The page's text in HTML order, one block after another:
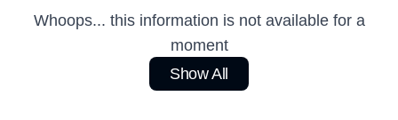
Whoops... this information is not available for a
moment
Show All